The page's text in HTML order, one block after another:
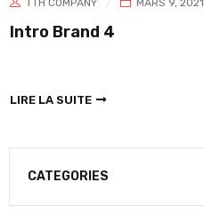
TTH COMPANY MARS 9, 2021
Intro Brand 4
LIRE LA SUITE
CATEGORIES